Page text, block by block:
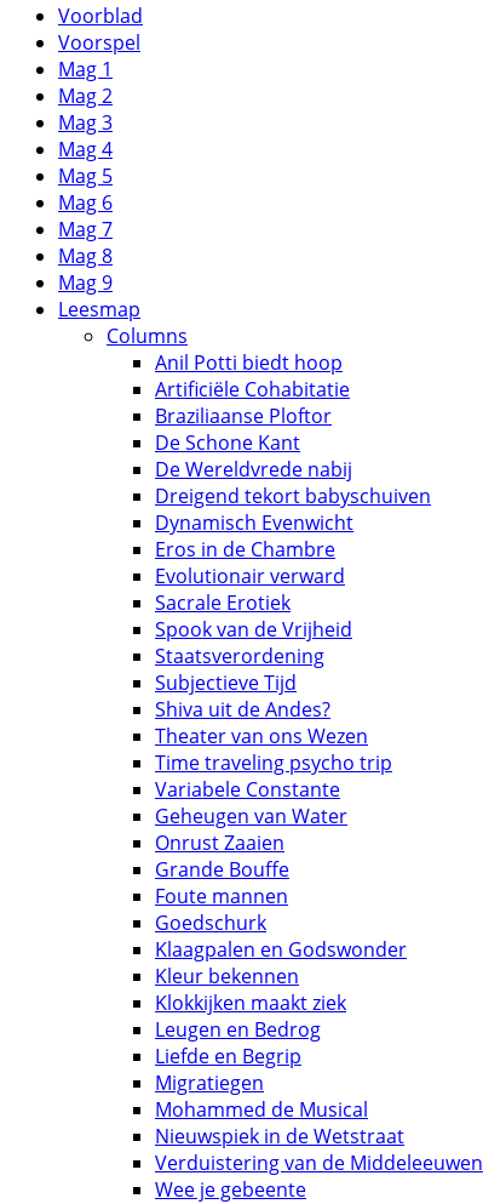
Voorblad
Voorspel
Mag 1
Mag 2
Mag 3
Mag 4
Mag 5
Mag 6
Mag 7
Mag 8
Mag 9
Leesmap
Columns
Anil Potti biedt hoop
Artificiële Cohabitatie
Braziliaanse Ploftor
De Schone Kant
De Wereldvrede nabij
Dreigend tekort babyschuiven
Dynamisch Evenwicht
Eros in de Chambre
Evolutionair verward
Sacrale Erotiek
Spook van de Vrijheid
Staatsverordening
Subjectieve Tijd
Shiva uit de Andes?
Theater van ons Wezen
Time traveling psycho trip
Variabele Constante
Geheugen van Water
Onrust Zaaien
Grande Bouffe
Foute mannen
Goedschurk
Klaagpalen en Godswonder
Kleur bekennen
Klokkijken maakt ziek
Leugen en Bedrog
Liefde en Begrip
Migratiegen
Mohammed de Musical
Nieuwspiek in de Wetstraat
Verduistering van de Middeleeuwen
Wee je gebeente